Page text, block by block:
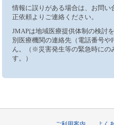
情報に誤りがある場合は、お問
正依頼よりご連絡ください。
JMAPは地域医療提供体制の検討
別医療機関の連絡先（電話番号
ん。（※災害発生等の緊急時にの
す。）